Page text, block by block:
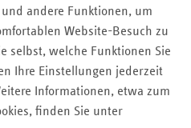
andere Funktionen, um
Website-Besuch zu
selbst, welche Funktionen Sie
Ihre Einstellungen jederzeit
Informationen, etwa zum
finden Sie unter
Seit April dieses
in Sachsen eine
ein. In mehreren
Hilfswerk und
Das Geschehen hat in den
Dynamik gewonnen. Nach